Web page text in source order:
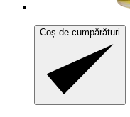
Coș de cumpărături